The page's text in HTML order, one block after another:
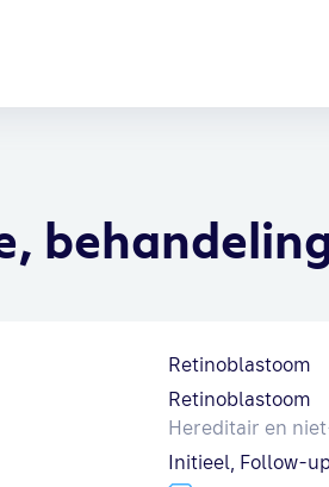
Retinoblastoom
Retinoblastoom
Hereditair en
Initieel, Follow-